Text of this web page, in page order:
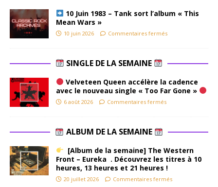
10 Juin 1983 – Tank sort l’album « This
Mean Wars »
10 juin 2026 Commentaires fermés
SINGLE DE LA SEMAINE
Velveteen Queen accélère la cadence
avec le nouveau single « Too Far Gone »
6 août 2026 Commentaires fermés
ALBUM DE LA SEMAINE
[Album de la semaine] The Western
Front – Eureka . Découvrez les titres à 10
heures, 13 heures et 21 heures !
20 juillet 2026 Commentaires fermés